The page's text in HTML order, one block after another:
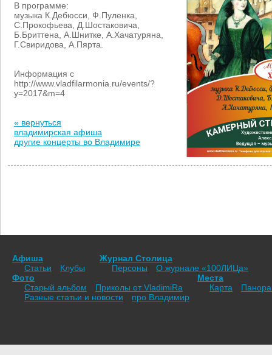
В программе:
музыка К.Дебюсси, Ф.Пуленка,
С.Прокофьева, Д.Шостаковича,
Б.Бриттена, А.Шнитке, А.Хачатуряна,
Г.Свиридова, А.Пярта.
Информация с
http://www.vladfilarmonia.ru/events/?
y=2017&m=4
« вернуться
владимирская афиша
другие концерты во Владимире
Афиша
Статьи
Клубы
Журнал Столица
Персоны
О журнале «100ЛИЦа»
Фото
Старый альбом
Приколы от VladimiRа
Места
Карта
Разные статьи и новости
про Владимир